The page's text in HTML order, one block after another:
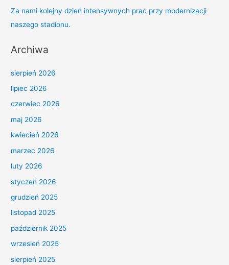
r
:
Za nami kolejny dzień intensywnych prac przy modernizacji
naszego stadionu.
Archiwa
sierpień 2026
lipiec 2026
czerwiec 2026
maj 2026
kwiecień 2026
marzec 2026
luty 2026
styczeń 2026
grudzień 2025
listopad 2025
październik 2025
wrzesień 2025
sierpień 2025